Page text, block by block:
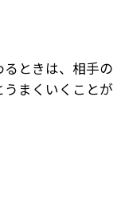
ときは、相手の
まくいくことが